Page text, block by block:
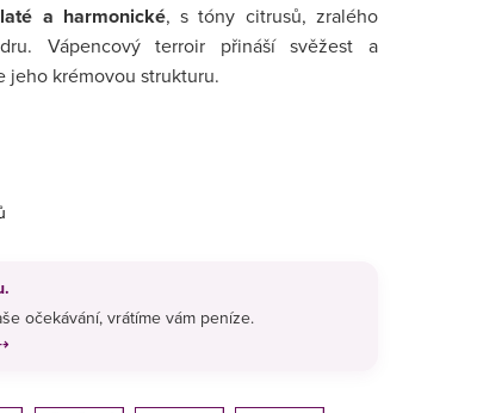
a harmonické, s tóny citrusů, zralého
Vápencový terroir přináší svěžest a
jeho krémovou strukturu.
očekávání, vrátíme vám peníze.